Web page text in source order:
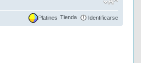
Platines Tienda Identificarse